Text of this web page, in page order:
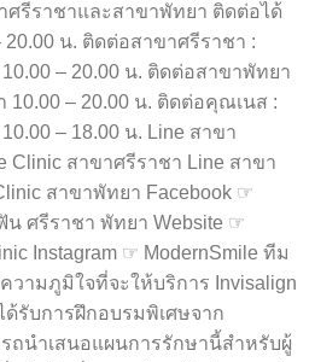
รีราชาและสาขาพัทยา ติดต่อได้
20.00 น. ติดต่อสาขาศรีราชา :
10.00 – 20.00 น. ติดต่อสาขาพัทยา
10.00 – 20.00 น. ติดต่อคุณเนส :
– 18.00 น. Line สาขา
Clinic สาขาศรีราชา Line สาขา
สาขาพัทยา Facebook ☞
น ศรีราชา พัทยา Website ☞
Instagram ☞ ModernSmile ทีม
วามภูมิใจที่จะให้บริการ Invisalign
ด้รับการฝึกอบรมพิเศษจาก
รถนำเสนอแผนการรักษานี้สำหรับผู้